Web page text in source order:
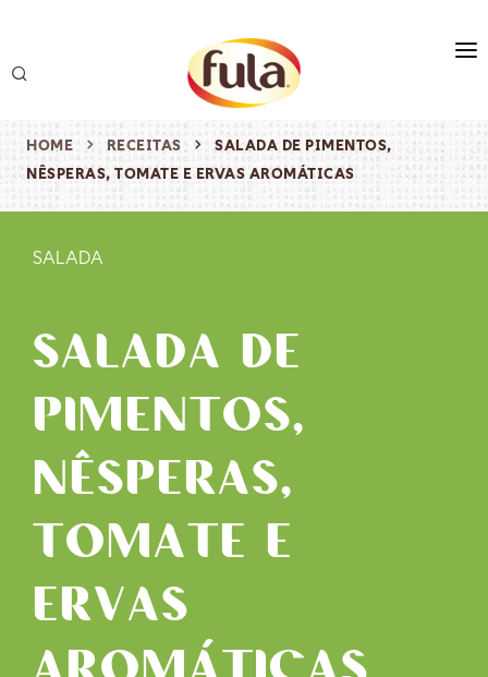
produtos
receitas
HOME RECEITAS
SALADA DE PIMENTOS,
NÊSPERAS, TOMATE E ERVAS AROMÁTICAS
SALADA
SALADA DE
PIMENTOS,
NÊSPERAS,
TOMATE E
ERVAS
AROMÁTICAS